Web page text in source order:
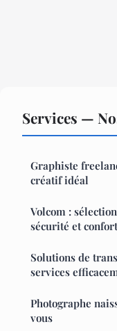
Services —
Graphiste
créatif idéal
Volcom :
sécurité et confort
Solutions de
services
Photographe
vous